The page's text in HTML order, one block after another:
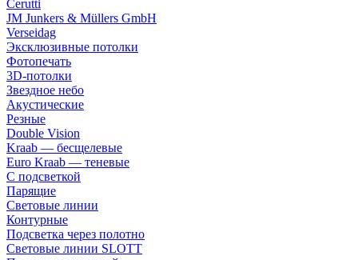
Cerutti
JM Junkers & Müllers GmbH
Verseidag
Эксклюзивные потолки
Фотопечать
3D-потолки
Звездное небо
Акустические
Резные
Double Vision
Kraab — бесщелевые
Euro Kraab — теневые
С подсветкой
Парящие
Световые линии
Контурные
Подсветка через полотно
Световые линии SLOTT